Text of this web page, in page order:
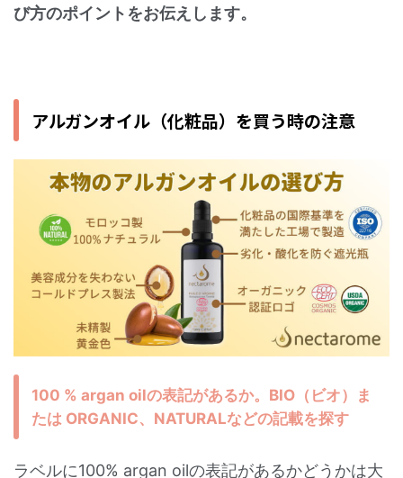
び方のポイントをお伝えします。
アルガンオイル（化粧品）を買う時の注意
100 % argan oilの表記があるか。BIO（ビオ）ま
たは ORGANIC、NATURALなどの記載を探す
ラベルに100% argan oilの表記があるかどうかは大